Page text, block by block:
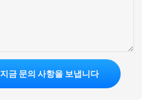
지금 문의 사항을 보냅니다